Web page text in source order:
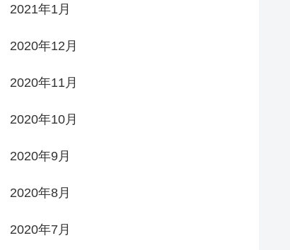
2021年1月
2020年12月
2020年11月
2020年10月
2020年9月
2020年8月
2020年7月